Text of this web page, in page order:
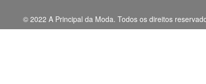
© 2022 A Principal da Moda. Todos os direitos